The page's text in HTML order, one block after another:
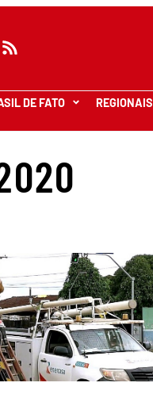
DE FATO REGIONAIS